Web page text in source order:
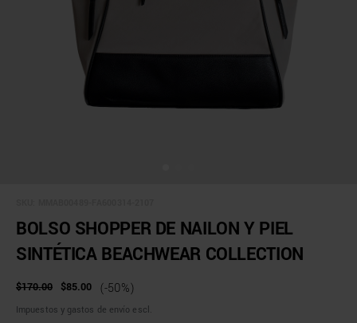
BOLSO SHOPPER DE NAILON Y PIEL
SINTÉTICA BEACHWEAR COLLECTION
$170.00 $85.00 (-50%)
Impuestos y gastos de envío escl.